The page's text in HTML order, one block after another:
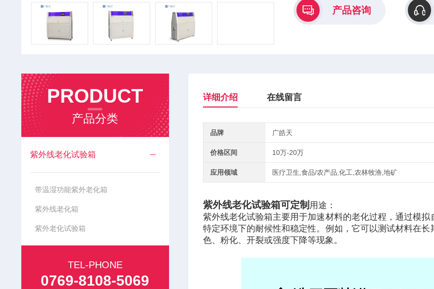
产品咨询
PRODUCT
产品分类
紫外线老化试验箱
带温湿功能紫外老化箱
紫外线老化箱
紫外老化试验箱
TEL-PHONE
0769-8108-5069
详细介绍 在线留言
品牌 广皓天
价格区间 10万-20万
应用领域 医疗卫生,食品/农产品,化工,农林牧渔,地矿
紫外线老化试验箱可定制 用途：
紫外线老化试验箱主要用于加速材料的老化过程，通过模
特定环境下的耐候性和稳定性。例如，它可以测试材料在
色、粉化、开裂或强度下降等现象。